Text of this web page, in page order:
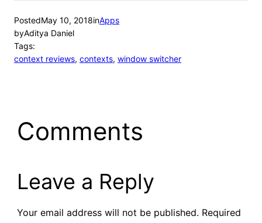
PostedMay 10, 2018inApps
byAditya Daniel
Tags:
context reviews, contexts, window switcher
Comments
Leave a Reply
Your email address will not be published. Required